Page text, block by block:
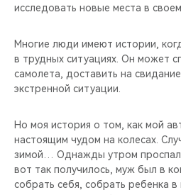
исследовать новые места в
Многие люди имеют истории,
в трудных ситуациях. Он может
самолета, доставить на
экстренной ситуации.
Но моя история о том, как мой
настоящим чудом на колесах.
зимой… Однажды утром
вот так получилось, муж был в
собрать себя, собрать ребенка